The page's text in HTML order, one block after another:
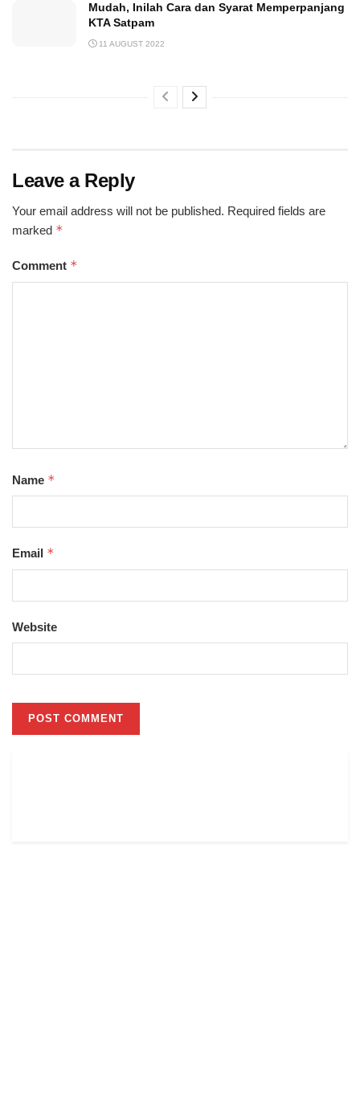
Mudah, Inilah Cara dan Syarat Memperpanjang
KTA Satpam
11 AUGUST 2022
Leave a Reply
Your email address will not be published. Required fields are
marked *
Comment *
Name *
Email *
Website